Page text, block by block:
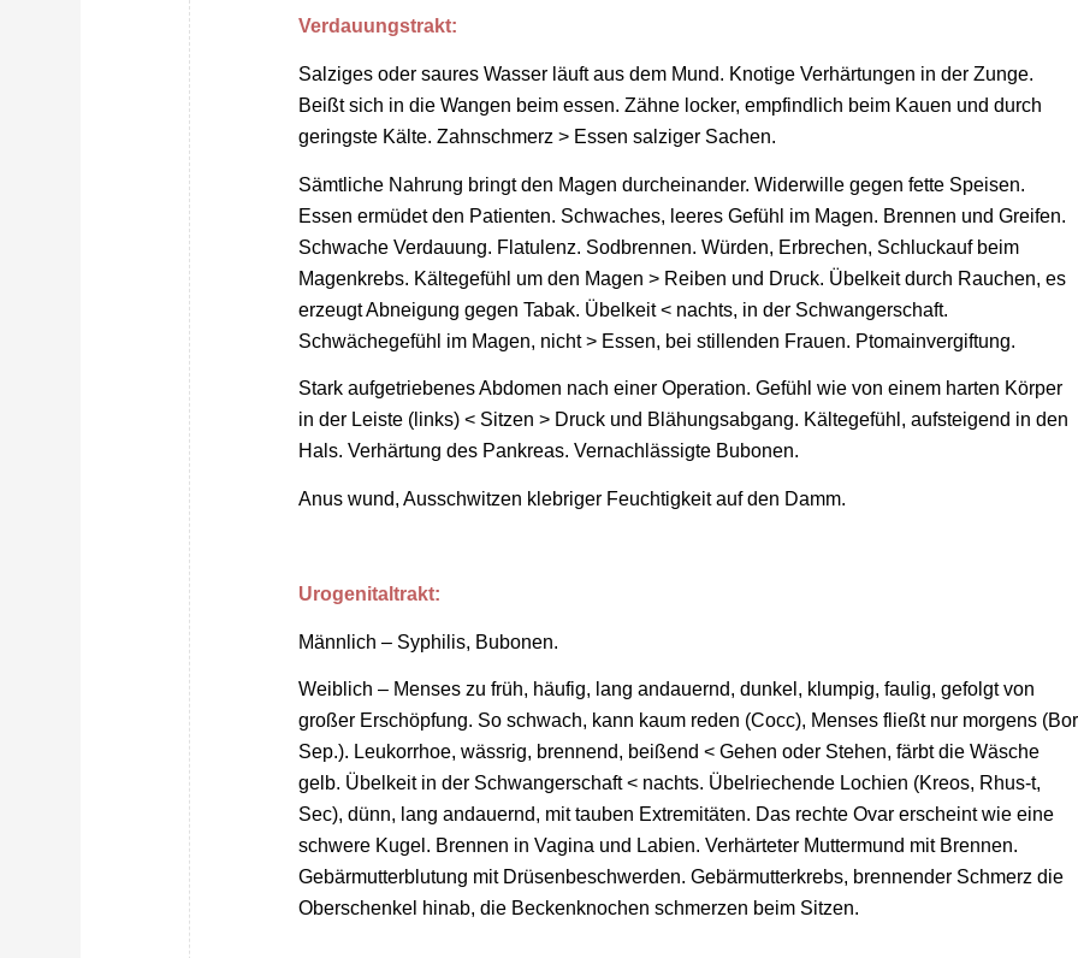
Verdauungstrakt:
Salziges oder saures Wasser läuft aus dem Mund. Knotige Verhärtungen in der Zunge.
Beißt sich in die Wangen beim essen. Zähne locker, empfindlich beim Kauen und durch
geringste Kälte. Zahnschmerz > Essen salziger Sachen.
Sämtliche Nahrung bringt den Magen durcheinander. Widerwille gegen fette Speisen.
Essen ermüdet den Patienten. Schwaches, leeres Gefühl im Magen. Brennen und Greifen.
Schwache Verdauung. Flatulenz. Sodbrennen. Würden, Erbrechen, Schluckauf beim
Magenkrebs. Kältegefühl um den Magen > Reiben und Druck. Übelkeit durch Rauchen, es
erzeugt Abneigung gegen Tabak. Übelkeit < nachts, in der Schwangerschaft.
Schwächegefühl im Magen, nicht > Essen, bei stillenden Frauen. Ptomainvergiftung.
Stark aufgetriebenes Abdomen nach einer Operation. Gefühl wie von einem harten Körper
in der Leiste (links) < Sitzen > Druck und Blähungsabgang. Kältegefühl, aufsteigend in den
Hals. Verhärtung des Pankreas. Vernachlässigte Bubonen.
Anus wund, Ausschwitzen klebriger Feuchtigkeit auf den Damm.
Urogenitaltrakt:
Männlich – Syphilis, Bubonen.
Weiblich – Menses zu früh, häufig, lang andauernd, dunkel, klumpig, faulig, gefolgt von
großer Erschöpfung. So schwach, kann kaum reden (Cocc), Menses fließt nur morgens
Sep.). Leukorrhoe, wässrig, brennend, beißend < Gehen oder Stehen, färbt die Wäsche
gelb. Übelkeit in der Schwangerschaft < nachts. Übelriechende Lochien (Kreos, Rhus-t,
Sec), dünn, lang andauernd, mit tauben Extremitäten. Das rechte Ovar erscheint wie eine
schwere Kugel. Brennen in Vagina und Labien. Verhärteter Muttermund mit Brennen.
Gebärmutterblutung mit Drüsenbeschwerden. Gebärmutterkrebs, brennender Schmerz die
Oberschenkel hinab, die Beckenknochen schmerzen beim Sitzen.